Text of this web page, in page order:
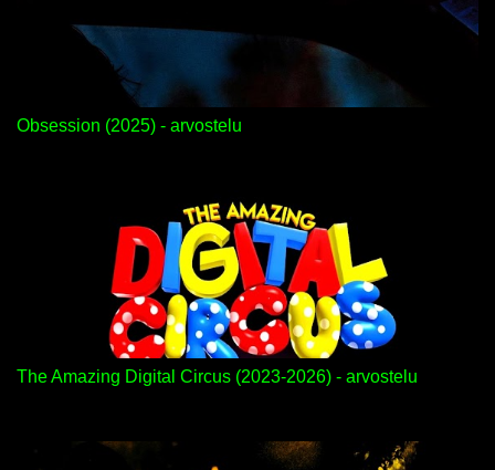
Obsession (2025) - arvostelu
The Amazing Digital Circus (2023-2026) - arvostelu